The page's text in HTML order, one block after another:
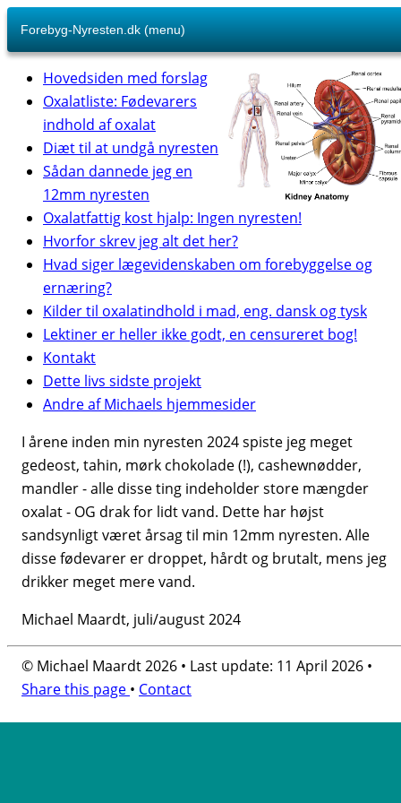
Forebyg-Nyresten.dk (menu)
Hovedsiden med forslag
Oxalatliste: Fødevarers
indhold af oxalat
Diæt til at undgå nyresten
Sådan dannede jeg en
12mm nyresten
Oxalatfattig kost hjalp: Ingen nyresten!
Hvorfor skrev jeg alt det her?
Hvad siger lægevidenskaben om forebyggelse og
ernæring?
Kilder til oxalatindhold i mad, eng. dansk og tysk
Lektiner er heller ikke godt, en censureret bog!
Kontakt
Dette livs sidste projekt
Andre af Michaels hjemmesider
I årene inden min nyresten 2024 spiste jeg meget
gedeost, tahin, mørk chokolade (!), cashewnødder,
mandler - alle disse ting indeholder store mængder
oxalat - OG drak for lidt vand. Dette har højst
sandsynligt været årsag til min 12mm nyresten. Alle
disse fødevarer er droppet, hårdt og brutalt, mens jeg
drikker meget mere vand.
Michael Maardt, juli/august 2024
© Michael Maardt 2026 • Last update: 11 April 2026 •
Share this page • Contact